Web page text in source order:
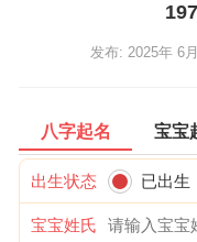
发布: 2025年 6
八字起名 宝宝
出生状态 已出生
宝宝姓氏